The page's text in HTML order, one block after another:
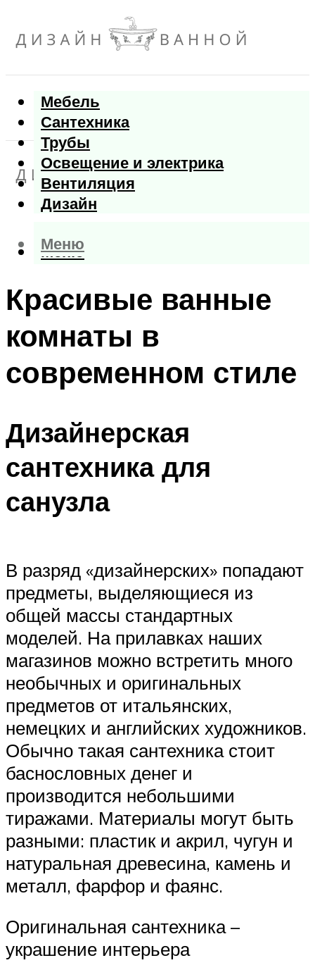
Мебель
Сантехника
Трубы
Освещение и электрика
Вентиляция
Дизайн
Меню
Меню
Красивые ванные
комнаты в
современном стиле
Дизайнерская
сантехника для
санузла
В разряд «дизайнерских» попадают
предметы, выделяющиеся из
общей массы стандартных
моделей. На прилавках наших
магазинов можно встретить много
необычных и оригинальных
предметов от итальянских,
немецких и английских художников.
Обычно такая сантехника стоит
баснословных денег и
производится небольшими
тиражами. Материалы могут быть
разными: пластик и акрил, чугун и
натуральная древесина, камень и
металл, фарфор и фаянс.
Оригинальная сантехника –
украшение интерьера